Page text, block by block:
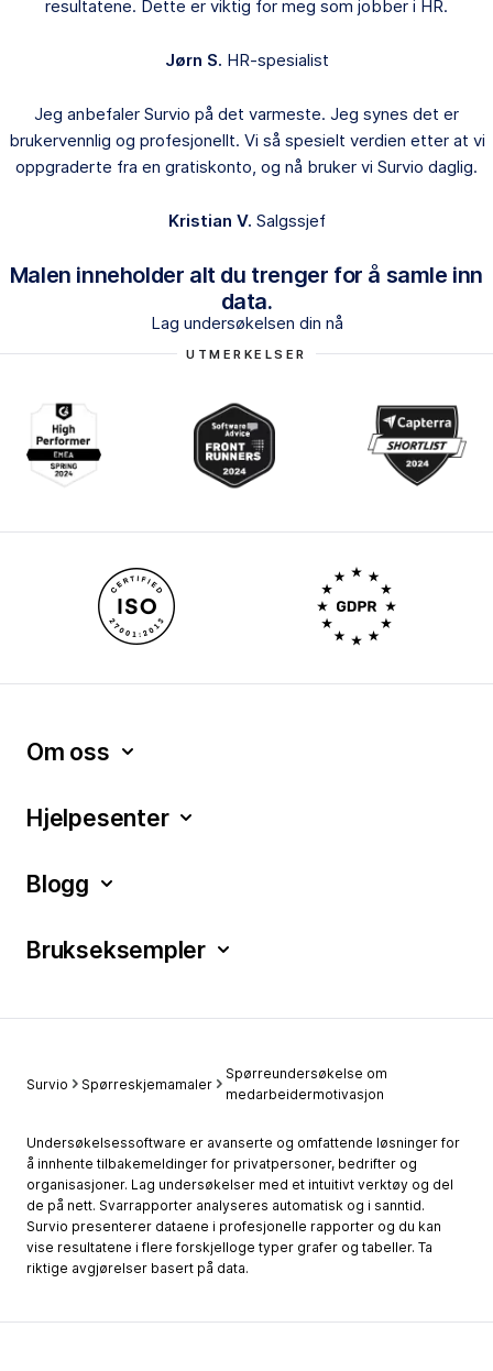
resultatene. Dette er viktig for meg som jobber i HR.
Jørn S. HR-spesialist
Jeg anbefaler Survio på det varmeste. Jeg synes det er
brukervennlig og profesjonellt. Vi så spesielt verdien etter at vi
oppgraderte fra en gratiskonto, og nå bruker vi Survio daglig.
Kristian V. Salgssjef
Malen inneholder alt du trenger for å samle inn
data.
Lag undersøkelsen din nå
UTMERKELSER
Om oss
Hjelpesenter
Blogg
Brukseksempler
Survio Spørreskjemamaler
Spørreundersøkelse om
medarbeidermotivasjon
Undersøkelsessoftware er avanserte og omfattende løsninger for
å innhente tilbakemeldinger for privatpersoner, bedrifter og
organisasjoner. Lag undersøkelser med et intuitivt verktøy og del
de på nett. Svarrapporter analyseres automatisk og i sanntid.
Survio presenterer dataene i profesjonelle rapporter og du kan
vise resultatene i flere forskjelloge typer grafer og tabeller. Ta
riktige avgjørelser basert på data.